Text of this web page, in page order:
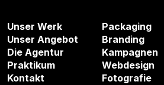
Unser Werk
Unser Angebot
Die Agentur
Praktikum
Kontakt
Packaging
Branding
Kampagnen
Webdesign
Fotografie